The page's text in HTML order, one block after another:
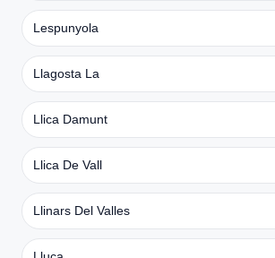
Lespunyola
Llagosta La
Llica Damunt
Llica De Vall
Llinars Del Valles